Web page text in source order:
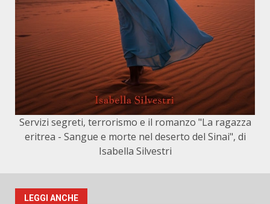
Servizi segreti, terrorismo e il romanzo "La ragazza
eritrea - Sangue e morte nel deserto del Sinai", di
Isabella Silvestri
LEGGI ANCHE